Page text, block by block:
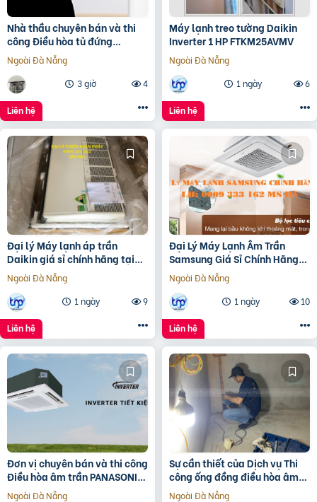
Nhà thầu chuyên bán và thi
công Điều hòa tủ đứng
PANASONIC S-24PB3H5
Inverter 3HP giá rẻ
Ngoài Đà Nẵng
3 giờ
4
Liên hệ
Máy lạnh treo tường Daikin
Inverter 1 HP FTKM25AVMV
Ngoài Đà Nẵng
1 ngày
6
Liên hệ
Đại lý Máy lạnh áp trần
Daikin giá sỉ chính hãng tại
TP.HCM
Ngoài Đà Nẵng
1 ngày
9
Liên hệ
Đại Lý Máy Lạnh Âm Trần
Samsung Giá Sỉ Chính Hãng
Tại TP.HCM
Ngoài Đà Nẵng
1 ngày
10
Liên hệ
Đơn vị chuyên bán và thi công
Điều hòa âm trần PANASONIC
Inverter giá đại lý
Ngoài Đà Nẵng
Sự cần thiết của Dịch vụ Thi
công ống đồng điều hòa âm
tường?
Ngoài Đà Nẵng